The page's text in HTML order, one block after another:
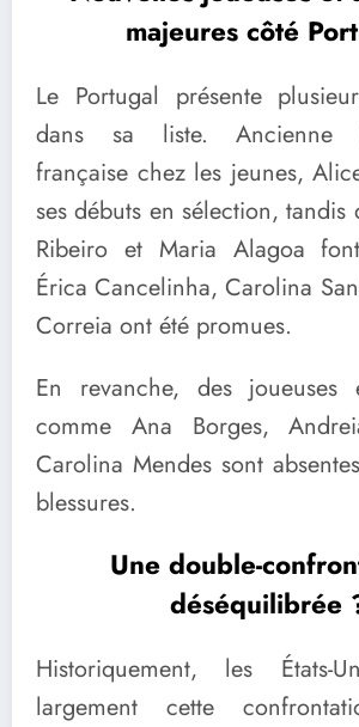
majeures côté
Le Portugal présente
dans sa liste. Ancienne
française chez les jeunes,
ses débuts en sélection, tandis
Ribeiro et Maria Alagoa
Érica Cancelinha, Carolina
Correia ont été promues.
En revanche, des joueuses
comme Ana Borges,
Carolina Mendes sont
blessures.
Une double-
déséquilibrée
Historiquement, les États-
largement cette